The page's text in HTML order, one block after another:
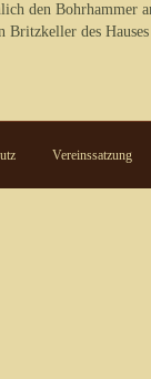
den Bohrhammer
Britzkeller des
Vereinssatzung